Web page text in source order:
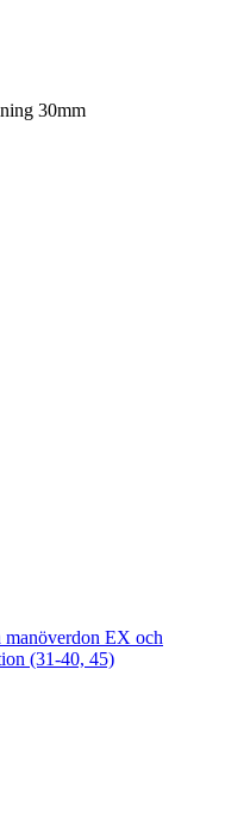
30mm
EX och
(31-40, 45)